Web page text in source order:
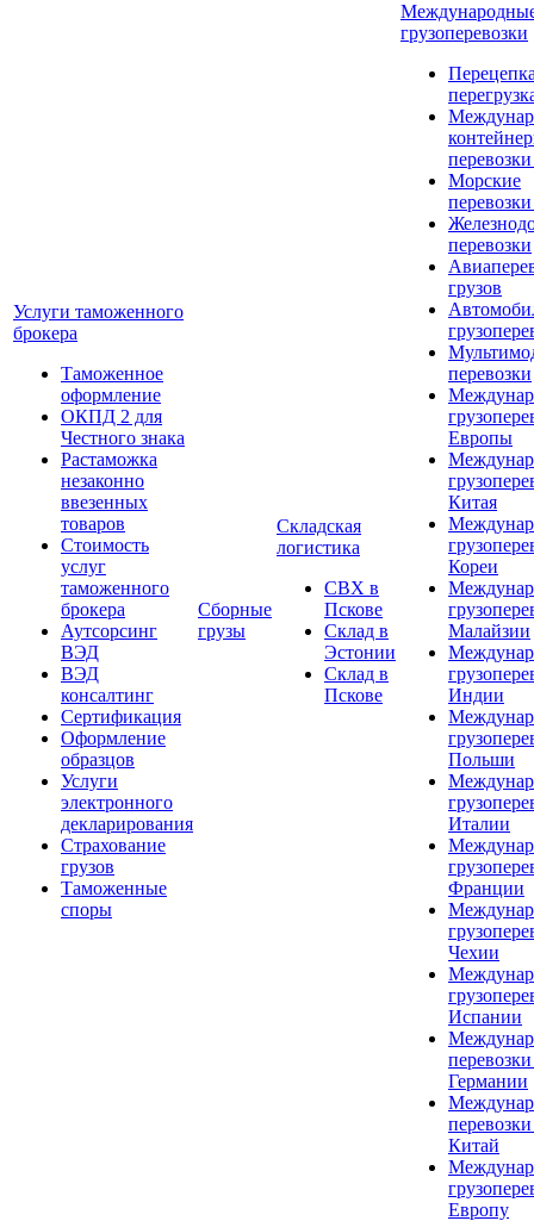
Услуги таможенного
брокера
Таможенное
оформление
ОКПД 2 для
Честного знака
Растаможка
незаконно
ввезенных
товаров
Стоимость
услуг
таможенного
брокера
Аутсорсинг
ВЭД
ВЭД
консалтинг
Сертификация
Оформление
образцов
Услуги
электронного
декларирования
Страхование
грузов
Таможенные
споры
Сборные
грузы
Складская
логистика
СВХ в
Пскове
Склад в
Эстонии
Склад в
Пскове
грузоперевозки
Морские
перевозки
грузов
перевозки
Европы
Китая
Кореи
Малайзии
Индии
Польши
Италии
Франции
Чехии
Испании
Германии
Китай
Европу